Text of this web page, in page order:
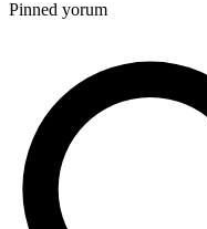
Pinned yorum